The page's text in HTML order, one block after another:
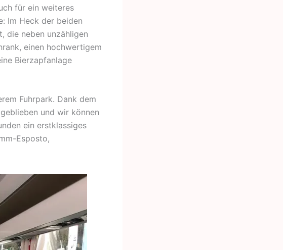
für ein weiteres
Im Heck der beiden
die neben unzähligen
einen hochwertigem
Bierzapfanlage
Fuhrpark. Dank dem
und wir können
ein erstklassiges
Esposto,